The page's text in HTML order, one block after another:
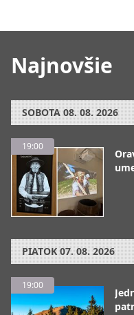
Najnovšie
SOBOTA 08. 08. 2026
19:00
PIATOK 07. 08. 2026
19:00